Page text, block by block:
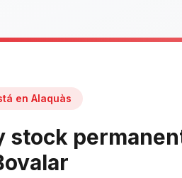
en Alaquàs
stock